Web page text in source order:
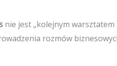
nie jest „kolejnym
rozmów